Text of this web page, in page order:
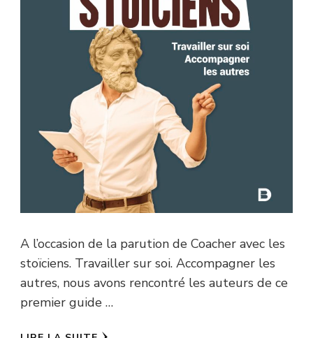
A l’occasion de la parution de Coacher avec les
stoïciens. Travailler sur soi. Accompagner les
autres, nous avons rencontré les auteurs de ce
premier guide …